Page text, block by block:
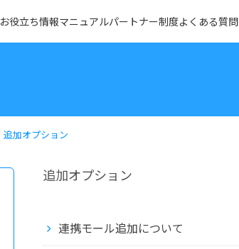
お役立ち情報マニュアルパートナー制度よくある質問
追加オプション
追加オプション
連携モール追加について